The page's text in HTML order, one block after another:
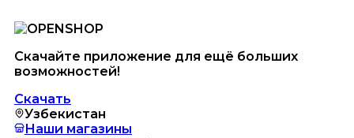
Скачайте приложение для ещё больших
возможностей!
Скачать
Узбекистан
Наши магазины